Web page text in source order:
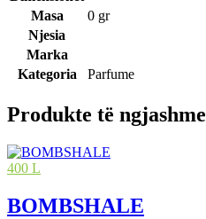
Masa
0 gr
Njesia
Marka
Kategoria
Parfume
Produkte të ngjashme
400 L
BOMBSHALE